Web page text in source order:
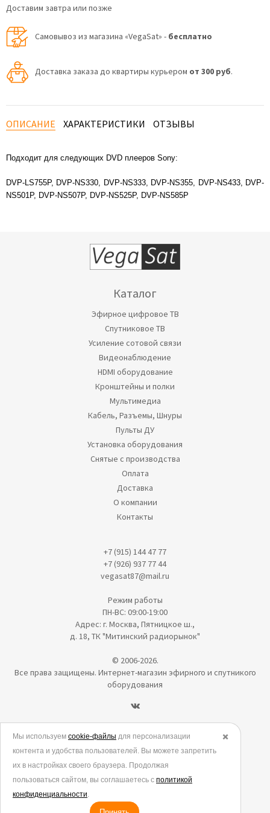
Доставим завтра или позже
Самовывоз из магазина «VegaSat» - бесплатно
Доставка заказа до квартиры курьером от 300 руб.
ОПИСАНИЕ ХАРАКТЕРИСТИКИ ОТЗЫВЫ
Подходит для следующих DVD плееров Sony:
DVP-LS755P, DVP-NS330, DVP-NS333, DVP-NS355, DVP-NS433, DVP-
NS501P, DVP-NS507P, DVP-NS525P, DVP-NS585P
Каталог
Эфирное цифровое ТВ
Спутниковое ТВ
Усиление сотовой связи
Видеонаблюдение
HDMI оборудование
Кронштейны и полки
Мультимедиа
Кабель, Разъемы, Шнуры
Пульты ДУ
Установка оборудования
Снятые с производства
Оплата
Доставка
О компании
Контакты
+7 (915) 144 47 77
+7 (926) 937 77 44
vegasat87@mail.ru
Режим работы
ПН-ВС: 09:00-19:00
Адрес: г. Москва, Пятницкое ш.,
д. 18, ТК "Митинский радиорынок"
© 2006-2026.
Все права защищены. Интернет-магазин эфирного и спутникого
оборудования
Политика в отношении обработки персональных данных
Согласие на обработку персональных данных
Согласие на обработку данных метрическими программами
Политика использования cookies
✖️
Мы используем cookie-файлы для персонализации
контента и удобства пользователей. Вы можете запретить
их в настройках своего браузера. Продолжая
пользоваться сайтом, вы соглашаетесь с политикой
конфиденциальности.